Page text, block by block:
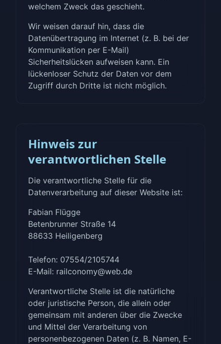
welchem Zweck das geschieht.
Wir weisen darauf hin, dass die
Datenübertragung im Internet (z. B. bei der
Kommunikation per E-Mail)
Sicherheitslücken aufweisen kann. Ein
lückenloser Schutz der Daten vor dem
Zugriff durch Dritte ist nicht möglich.
Hinweis zur
verantwortlichen Stelle
Die verantwortliche Stelle für die
Datenverarbeitung auf dieser Website ist:
Fabian Flügge
Betenbrunner Straße 14
88633 Heiligenberg
Telefon: 07554/2105744
E-Mail: railconomy@web.de
Verantwortliche Stelle ist die natürliche
oder juristische Person, die allein oder
gemeinsam mit anderen über die Zwecke
und Mittel der Verarbeitung von
personenbezogenen Daten (z. B. Namen, E-